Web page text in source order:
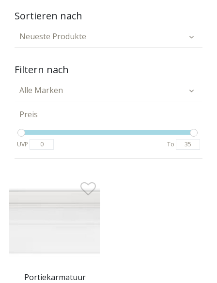
Sortieren nach
Neueste Produkte
Filtern nach
Alle Marken
Preis
UVP To
Portiekarmatuur